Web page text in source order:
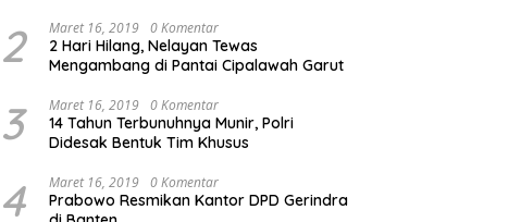
2 Maret 16, 2019 0 Komentar
2 Hari Hilang, Nelayan Tewas
Mengambang di Pantai Cipalawah Garut
3 Maret 16, 2019 0 Komentar
14 Tahun Terbunuhnya Munir, Polri
Didesak Bentuk Tim Khusus
4 Maret 16, 2019 0 Komentar
Prabowo Resmikan Kantor DPD Gerindra